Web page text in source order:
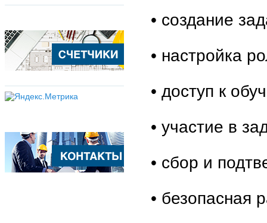
• создание
• настройка
• доступ к
• участие в
• сбор и
• безопасная